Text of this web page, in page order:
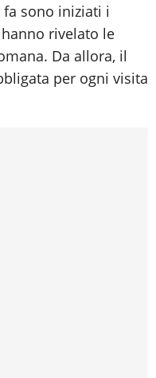
sono iniziati i
rivelato le
Da allora, il
per ogni visita